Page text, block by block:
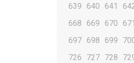
639
640 641
668
669 670 671
697 698 699
726
727 728